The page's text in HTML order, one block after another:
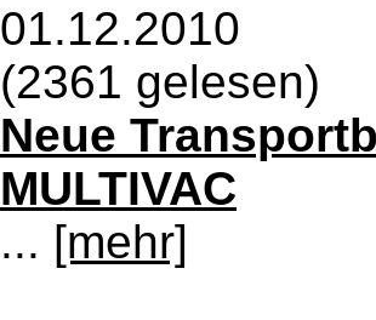
01.12.2010
(2361 gelesen)
Neue
MULTIVAC
... [mehr]